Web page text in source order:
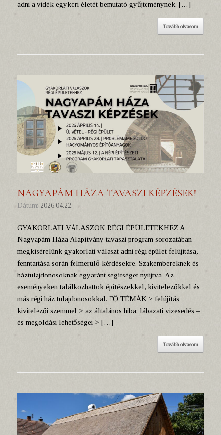
adni a vidék egykori életét bemutató gyűjteménynek. […]
Tovább olvasom
NAGYAPÁM HÁZA TAVASZI KÉPZÉSEK!
Dátum: 2026.04.22.
GYAKORLATI VÁLASZOK RÉGI ÉPÜLETEKHEZ A
Nagyapám Háza Alapítvány tavaszi program sorozatában
megkísérelünk gyakorlati választ adni régi épület felújítása,
fenntartása során felmerülő kérdésekre. Szakembereknek és
háztulajdonosoknak egyaránt segítséget nyújtva. Az
eseményeken találkozhattok építészekkel, kivitelezőkkel és
más régi ház tulajdonosokkal. FŐ TÉMÁK > felújítás
kivitelezői szemmel > az általános hiba: lábazati vizesedés –
és megoldási lehetőségei > […]
Tovább olvasom